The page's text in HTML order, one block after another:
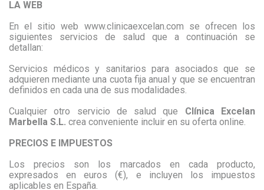
LA WEB
En el sitio web www.clinicaexcelan.com se ofrecen los
siguientes servicios de salud que a continuación se
detallan:
Servicios médicos y sanitarios para asociados que se
adquieren mediante una cuota fija anual y que se encuentran
definidos en cada una de sus modalidades.
Cualquier otro servicio de salud que Clínica Excelan
Marbella S.L. crea conveniente incluir en su oferta online.
PRECIOS E IMPUESTOS
Los precios son los marcados en cada producto,
expresados en euros (€), e incluyen los impuestos
aplicables en España.